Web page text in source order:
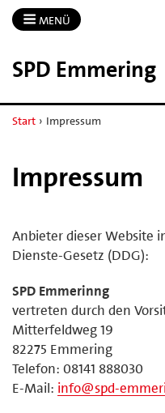
MENÜ
SPD Emmering
Start › Impressum
Impressum
Anbieter dieser Website
Dienste-Gesetz (DDG):
SPD Emmerinng
vertreten durch den
Mitterfeldweg 19
82275 Emmering
Telefon: 08141 888030
E-Mail: info@spd-